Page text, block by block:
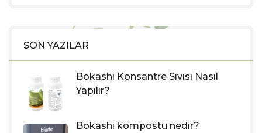
SON YAZILAR
Bokashi Konsantre Sıvısı Nasıl
Yapılır?
Bokashi kompostu nedir?